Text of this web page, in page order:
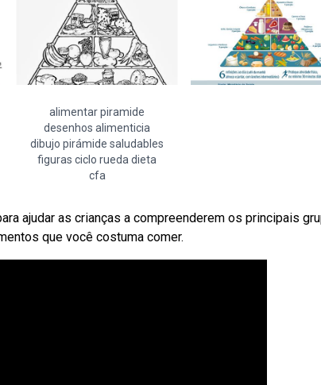
alimentar piramide
desenhos alimenticia
dibujo pirámide saludables
figuras ciclo rueda dieta
cfa
ajudar as crianças a compreenderem os principais
que você costuma comer.